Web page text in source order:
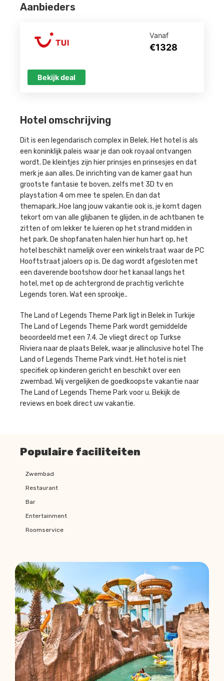
Hotel omschrijving
Dit is een legendarisch complex in Belek. Het hotel is als
een koninklijk paleis waar je dan ook royaal ontvangen
wordt. De kleintjes zijn hier prinsjes en prinsesjes en dat
merk je aan alles. De inrichting van de kamer gaat hun
grootste fantasie te boven, zelfs met 3D tv en
playstation 4 om mee te spelen. En dan dat
themapark..Hoe lang jouw vakantie ook is, je komt dagen
tekort om van alle glijbanen te glijden, in de achtbanen te
zitten of om lekker te luieren op het strand midden in
het park. De shopfanaten halen hier hun hart op, het
hotel beschikt namelijk over een winkelstraat waar de PC
Hooftstraat jaloers op is. De dag wordt afgesloten met
een daverende bootshow door het kanaal langs het
hotel, met op de achtergrond de prachtig verlichte
Legends toren. Wat een sprookje..
The Land of Legends Theme Park ligt in Belek in Turkije
The Land of Legends Theme Park wordt gemiddelde
beoordeeld met een 7.4. Je vliegt direct op Turkse
Riviera naar de plaats Belek, waar je allinclusive hotel The
Land of Legends Theme Park vindt. Het hotel is niet
specifiek op kinderen gericht en beschikt over een
zwembad. Wij vergelijken de goedkoopste vakantie naar
The Land of Legends Theme Park voor u. Bekijk de
reviews en boek direct uw vakantie.
Aanbieders
Vanaf
€1328
Bekijk deal
Populaire faciliteiten
Zwembad
Restaurant
Bar
Entertainment
Roomservice